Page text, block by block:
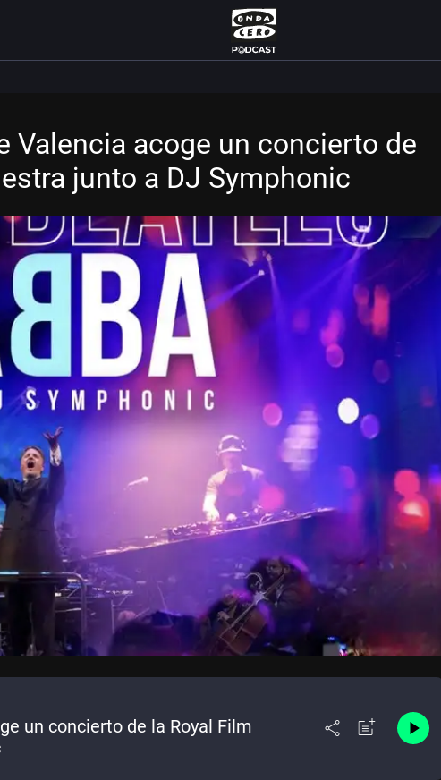
Valencia acoge un concierto de
junto a DJ Symphonic
un concierto de la Royal Film